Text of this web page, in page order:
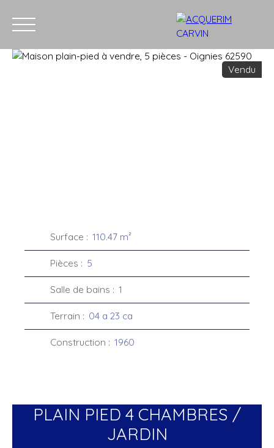
Vendu
Surface : 110.47 m²
Pièces : 5
Salle de bains : 1
Terrain : 04 a 23 ca
Construction : 1960
PLAIN PIED 4 CHAMBRES /
JARDIN